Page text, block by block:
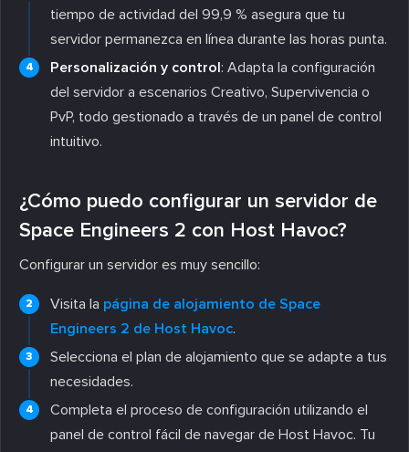
tiempo de actividad del 99,9 % asegura que tu
servidor permanezca en línea durante las horas punta.
Personalización y control: Adapta la configuración
del servidor a escenarios Creativo, Supervivencia o
PvP, todo gestionado a través de un panel de control
intuitivo.
¿Cómo puedo configurar un servidor de
Space Engineers 2 con Host Havoc?
Configurar un servidor es muy sencillo:
Visita la página de alojamiento de Space
Engineers 2 de Host Havoc.
Selecciona el plan de alojamiento que se adapte a tus
necesidades.
Completa el proceso de configuración utilizando el
panel de control fácil de navegar de Host Havoc. Tu